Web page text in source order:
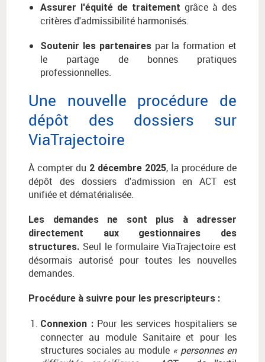
Assurer l'équité de traitement grâce à des
critères d'admissibilité harmonisés.
Soutenir les partenairespar la formation et
le partage de bonnes pratiques
professionnelles.
Une nouvelle procédure de
dépôt des dossiers sur
ViaTrajectoire
À compter du 2 décembre 2025, la procédure de
dépôt des dossiers d'admission en ACT est
unifiée et dématérialisée.
Les demandes ne sont plus à adresser
directement aux gestionnaires des
structures. Seul le formulaire ViaTrajectoire est
désormais autorisé pour toutes les nouvelles
demandes.
Procédure à suivre pour les prescripteurs :
Connexion : Pour les services hospitaliers se
connecter au module Sanitaire et pour les
structures sociales au module « personnes en